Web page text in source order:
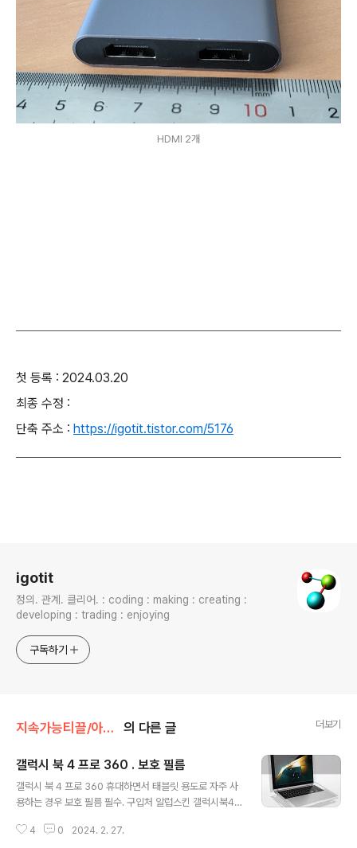
HDMI 2개
첫 등록 : 2024.03.20
최종 수정 :
단축 주소 : https://igotit.tistor.com/5176
igotit
정의. 관계. 클리어. : coding : making : creating :
developing : trading : enjoying
구독하기
지속가능티끌/아이템 의 다른 글 더보기
갤럭시 북 4 프로 360 . 보호 필름
갤럭시 북 4 프로 360 휴대하면서 태블릿 용도로 자주 사
용하는 경우 보호 필름 필수. 구입처 알럽스킨 갤럭시북4
960QGK COUPANG www.coupang.com S펜 작업
4 0 2024. 2. 27.